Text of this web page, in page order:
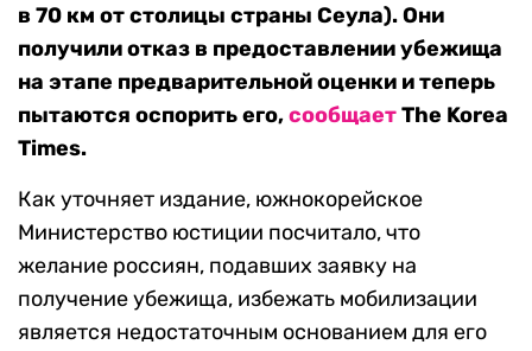
в 70 км от столицы страны Сеула). Они
получили отказ в предоставлении убежища
на этапе предварительной оценки и теперь
пытаются оспорить его,сообщаетThe Korea
Times.
Как уточняет издание, южнокорейское
Министерство юстиции посчитало, что
желание россиян, подавших заявку на
получение убежища, избежать мобилизации
является недостаточным основанием для его